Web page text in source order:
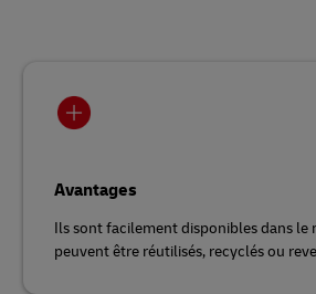
Avantages
Ils sont facilement disponibles dans le
peuvent être réutilisés, recyclés ou